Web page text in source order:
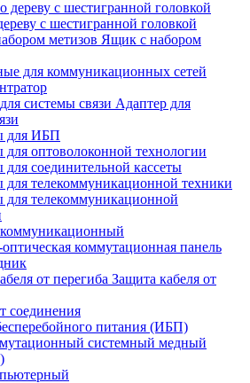
с шестигранной головкой
Ящик с набором
для коммуникационных сетей
Адаптер для
для ИБП
для оптоволоконной технологии
для соединительной кассеты
для телекоммуникационной техники
для телекоммуникационной
коммуникационный
коммутационная панель
Защита кабеля от
соединения
питания (ИБП)
системный медный